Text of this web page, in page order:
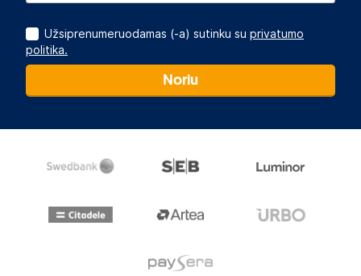
Užsiprenumeruodamas (-a) sutinku su privatumo
politika.
Noriu